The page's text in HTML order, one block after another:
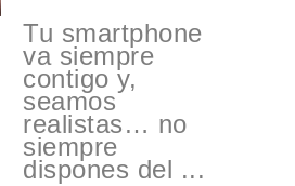
Tu smartphone
va siempre
contigo y,
seamos
realistas… no
siempre
dispones del ...